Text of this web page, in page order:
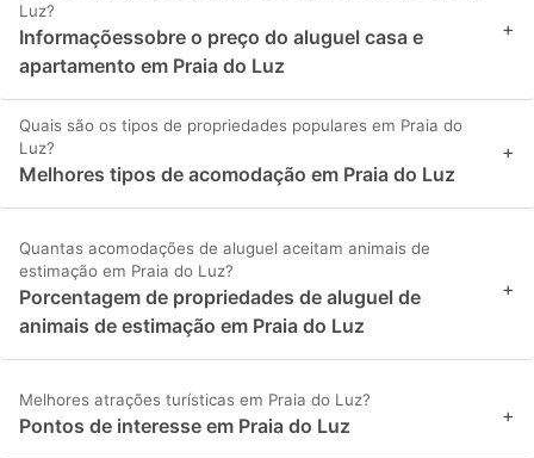
Luz?
Informaçõessobre o preço do aluguel casa e
apartamento em Praia do Luz
+
Quais são os tipos de propriedades populares em Praia do
Luz?
Melhores tipos de acomodação em Praia do Luz
+
Quantas acomodações de aluguel aceitam animais de
estimação em Praia do Luz?
Porcentagem de propriedades de aluguel de
animais de estimação em Praia do Luz
+
Melhores atrações turísticas em Praia do Luz?
Pontos de interesse em Praia do Luz +